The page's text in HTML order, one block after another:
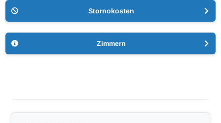
Stornokosten
Zimmern